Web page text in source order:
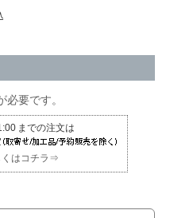
要です。
くはコチラ⇒